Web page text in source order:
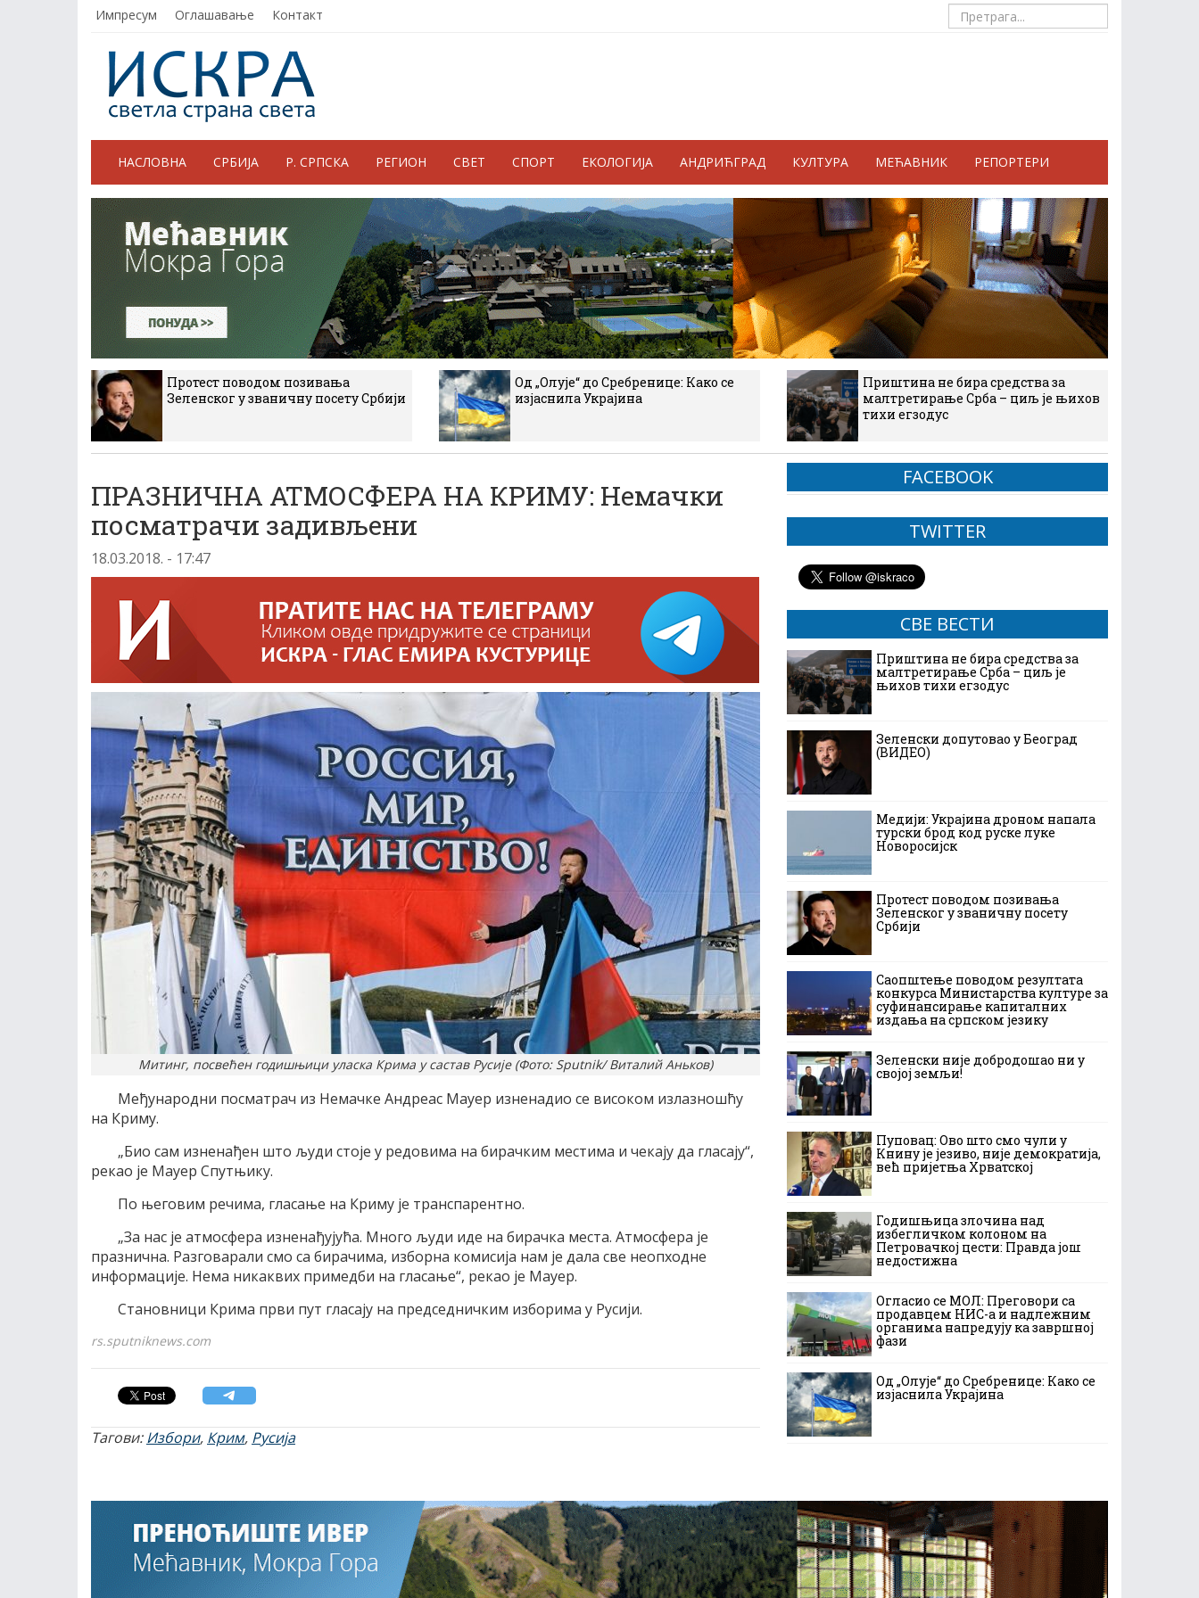
Импресум Оглашавање Контакт
НАСЛОВНА СРБИЈА Р. СРПСКА РЕГИОН СВЕТ СПОРТ ЕКОЛОГИЈА АНДРИЋГРАД КУЛТУРА МЕЋАВНИК РЕПОРТЕРИ
Протест поводом позивања
Зеленског у званичну посету Србији
Од „Олује“ до Сребренице: Како се
изјаснила Украјина
Приштина не бира средства за
малтретирање Срба – циљ је њихов
тихи егзодус
ПРАЗНИЧНА АТМОСФЕРА НА КРИМУ: Немачки
посматрачи задивљени
18.03.2018. - 17:47
Митинг, посвећен годишњици уласка Крима у састав Русије (Фото: Sputnik/ Виталий Аньков)
Међународни посматрач из Немачке Андреас Мауер изненадио се високом излазношћу
на Криму.
„Био сам изненађен што људи стоје у редовима на бирачким местима и чекају да гласају“,
рекао је Мауер Спутњику.
По његовим речима, гласање на Криму је транспарентно.
„За нас је атмосфера изненађујућа. Много људи иде на бирачка места. Атмосфера је
празнична. Разговарали смо са бирачима, изборна комисија нам је дала све неопходне
информације. Нема никаквих примедби на гласање“, рекао је Мауер.
Становници Крима први пут гласају на председничким изборима у Русији.
rs.sputniknews.com
Тагови:Избори, Крим, Русија
FACEBOOK
TWITTER
СВЕ ВЕСТИ
Приштина не бира средства за
малтретирање Срба – циљ је
њихов тихи егзодус
Зеленски допутовао у Београд
(ВИДЕО)
Медији: Украјина дроном напала
турски брод код руске луке
Новоросијск
Протест поводом позивања
Зеленског у званичну посету
Србији
Саопштење поводом резултата
конкурса Министарства културе за
суфинансирање капиталних
издања на српском језику
Зеленски није добродошао ни у
својој земљи!
Пуповац: Ово што смо чули у
Книну је језиво, није демократија,
већ пријетња Хрватској
Годишњица злочина над
избегличком колоном на
Петровачкој цести: Правда још
недостижна
Огласио се МОЛ: Преговори са
продавцем НИС-а и надлежним
органима напредују ка завршној
фази
Од „Олује“ до Сребренице: Како се
изјаснила Украјина